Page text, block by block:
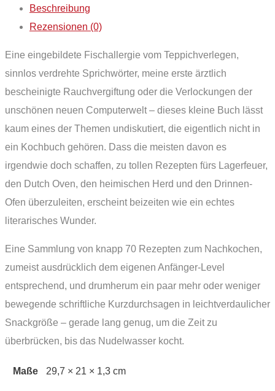
Beschreibung
Rezensionen (0)
Eine eingebildete Fischallergie vom Teppichverlegen,
sinnlos verdrehte Sprichwörter, meine erste ärztlich
bescheinigte Rauchvergiftung oder die Verlockungen der
unschönen neuen Computerwelt – dieses kleine Buch lässt
kaum eines der Themen undiskutiert, die eigentlich nicht in
ein Kochbuch gehören. Dass die meisten davon es
irgendwie doch schaffen, zu tollen Rezepten fürs Lagerfeuer,
den Dutch Oven, den heimischen Herd und den Drinnen-
Ofen überzuleiten, erscheint beizeiten wie ein echtes
literarisches Wunder.
Eine Sammlung von knapp 70 Rezepten zum Nachkochen,
zumeist ausdrücklich dem eigenen Anfänger-Level
entsprechend, und drumherum ein paar mehr oder weniger
bewegende schriftliche Kurzdurchsagen in leichtverdaulicher
Snackgröße – gerade lang genug, um die Zeit zu
überbrücken, bis das Nudelwasser kocht.
Maße 29,7 × 21 × 1,3 cm